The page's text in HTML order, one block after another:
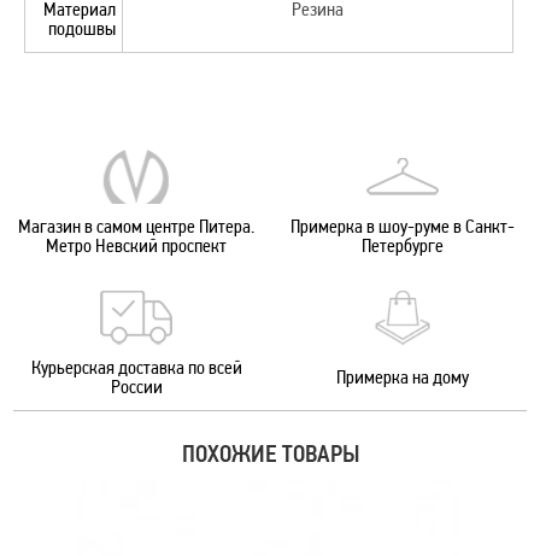
Материал
подошвы
Резина
Магазин в самом центре Питера.
Метро Невский проспект
Примерка в шоу-руме в Санкт-
Петербурге
Курьерская доставка по всей
России
Примерка на дому
ПОХОЖИЕ ТОВАРЫ